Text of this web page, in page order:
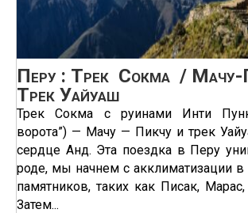
Перу : Трек Сокма / Мачу-
Трек Уайуаш
Трек Сокма с руинами Инти
ворота”) — Мачу — Пикчу и трек
сердце Анд. Эта поездка в Перу
роде, мы начнем с акклиматизации в
памятников, таких как Писак,
Затем...